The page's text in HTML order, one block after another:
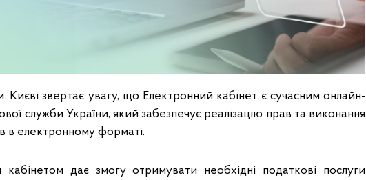
Києві звертає увагу, що Електронний кабінет є сучасним онлайн-
служби України, який забезпечує реалізацію прав та виконання
в електронному форматі.
кабінетом дає змогу отримувати необхідні податкові послуги